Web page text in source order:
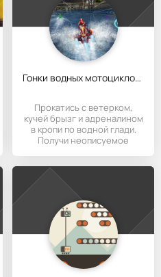
Гонки водных мотоциклов 3D
Прокатись с ветерком,
кучей брызг и адреналином
в кропи по водной глади.
Получи неописуемое